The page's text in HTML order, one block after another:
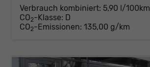
Verbrauch kombiniert: 5,90 l/100km
CO2-Klasse: D
CO2-Emissionen: 135,00 g/km